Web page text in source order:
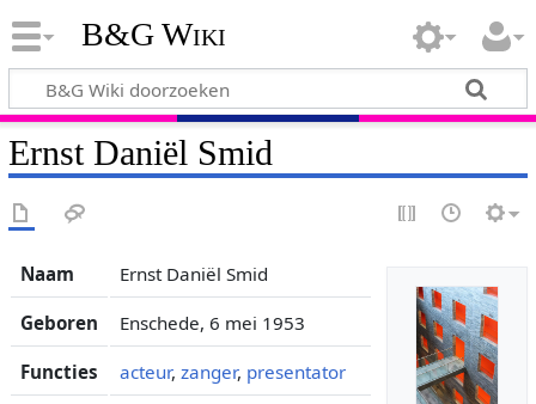
B&G Wiki
Ernst Daniël Smid
Naam Ernst Daniël Smid
Geboren Enschede, 6 mei 1953
Functies acteur, zanger, presentator